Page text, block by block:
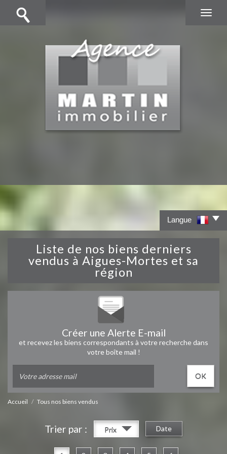
Langue
Liste de nos biens derniers
vendus à Aigues-Mortes et sa
région
Créer une Alerte E-mail
et recevez les biens correspondants à votre recherche dans
votre boîte mail !
OK
Accueil Tous nos biens vendus
Trier par : Prix Date